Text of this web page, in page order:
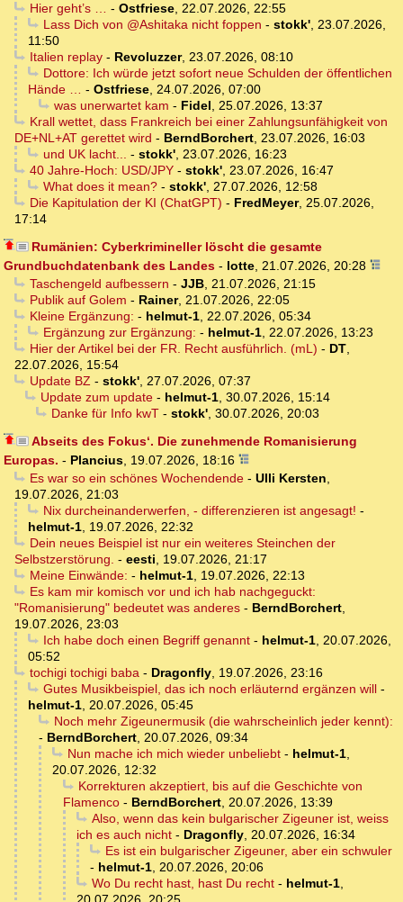
Hier geht’s … - Ostfriese, 22.07.2026, 22:55
Lass Dich von @Ashitaka nicht foppen - stokk', 23.07.2026,
11:50
Italien replay- Revoluzzer, 23.07.2026, 08:10
Dottore: Ich würde jetzt sofort neue Schulden der öffentlichen
Hände … - Ostfriese, 24.07.2026, 07:00
was unerwartet kam - Fidel, 25.07.2026, 13:37
Krall wettet, dass Frankreich bei einer Zahlungsunfähigkeit von
DE+NL+AT gerettet wird - BerndBorchert, 23.07.2026, 16:03
und UK lacht... - stokk', 23.07.2026, 16:23
40 Jahre-Hoch: USD/JPY- stokk', 23.07.2026, 16:47
What does it mean?- stokk', 27.07.2026, 12:58
Die Kapitulation der KI (ChatGPT) - FredMeyer, 25.07.2026,
17:14
Rumänien: Cyberkrimineller löscht die gesamte
Grundbuchdatenbank des Landes - lotte, 21.07.2026, 20:28
Taschengeld aufbessern - JJB, 21.07.2026, 21:15
Publik auf Golem - Rainer, 21.07.2026, 22:05
Kleine Ergänzung: - helmut-1, 22.07.2026, 05:34
Ergänzung zur Ergänzung: - helmut-1, 22.07.2026, 13:23
Hier der Artikel bei der FR. Recht ausführlich. (mL) - DT,
22.07.2026, 15:54
Update BZ- stokk', 27.07.2026, 07:37
Update zum update- helmut-1, 30.07.2026, 15:14
Danke für Info kwT- stokk', 30.07.2026, 20:03
Abseits des Fokus‘. Die zunehmende Romanisierung
Europas. - Plancius, 19.07.2026, 18:16
Es war so ein schönes Wochendende- Ulli Kersten,
19.07.2026, 21:03
Nix durcheinanderwerfen, - differenzieren ist angesagt! -
helmut-1, 19.07.2026, 22:32
Dein neues Beispiel ist nur ein weiteres Steinchen der
Selbstzerstörung. - eesti, 19.07.2026, 21:17
Meine Einwände: - helmut-1, 19.07.2026, 22:13
Es kam mir komisch vor und ich hab nachgeguckt:
"Romanisierung" bedeutet was anderes - BerndBorchert,
19.07.2026, 23:03
Ich habe doch einen Begriff genannt- helmut-1, 20.07.2026,
05:52
tochigi tochigi baba- Dragonfly, 19.07.2026, 23:16
Gutes Musikbeispiel, das ich noch erläuternd ergänzen will-
helmut-1, 20.07.2026, 05:45
Noch mehr Zigeunermusik (die wahrscheinlich jeder kennt):
- BerndBorchert, 20.07.2026, 09:34
Nun mache ich mich wieder unbeliebt- helmut-1,
20.07.2026, 12:32
Korrekturen akzeptiert, bis auf die Geschichte von
Flamenco - BerndBorchert, 20.07.2026, 13:39
Also, wenn das kein bulgarischer Zigeuner ist, weiss
ich es auch nicht - Dragonfly, 20.07.2026, 16:34
Es ist ein bulgarischer Zigeuner, aber ein schwuler
- helmut-1, 20.07.2026, 20:06
Wo Du recht hast, hast Du recht- helmut-1,